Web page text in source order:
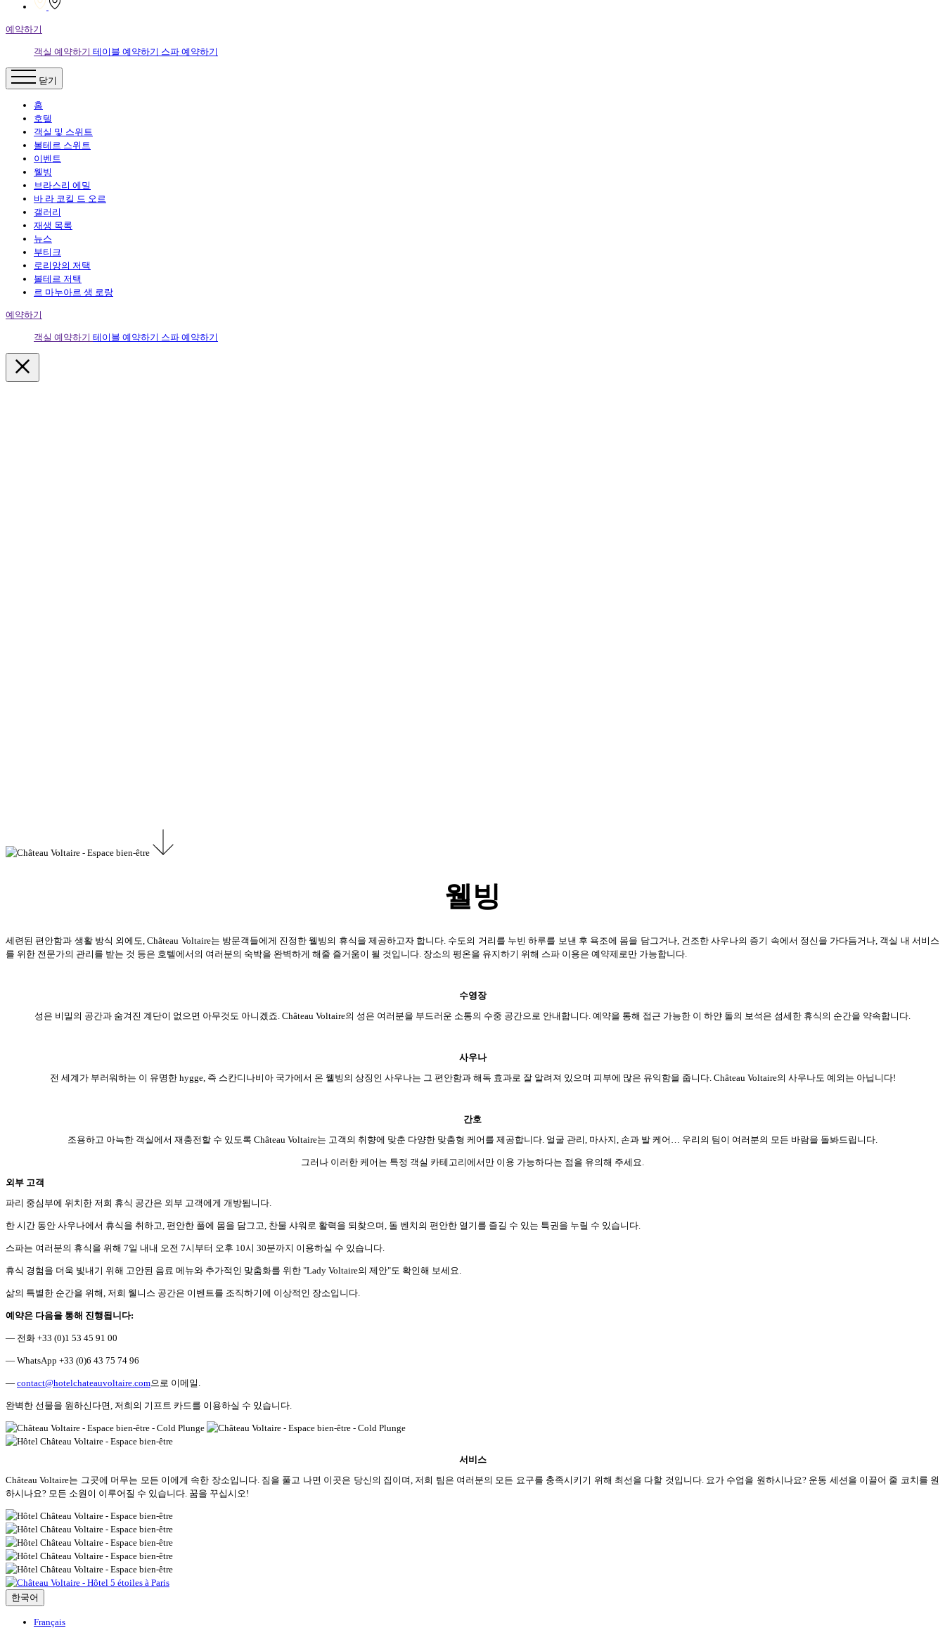
예약하기
객실 예약하기 테이블 예약하기 스파 예약하기
닫기
홈
호텔
객실 및 스위트
볼테르 스위트
이벤트
웰빙
브라스리 에밀
바 라 코킬 드 오르
갤러리
재생 목록
뉴스
부티크
로리앙의 저택
볼테르 저택
르 마누아르 생 로랑
예약하기
객실 예약하기 테이블 예약하기 스파 예약하기
웰빙
세련된 편안함과 생활 방식 외에도, Château Voltaire는 방문객들에게 진정한 웰빙의 휴식을 제공하고자 합니다. 수도의 거리를 누빈 하루를 보낸 후 욕조에 몸을 담그거나, 건조한 사우나의 증기 속에서 정신을 가다듬거나, 객실 내 서비스
를 위한 전문가의 관리를 받는 것 등은 호텔에서의 여러분의 숙박을 완벽하게 해줄 즐거움이 될 것입니다. 장소의 평온을 유지하기 위해 스파 이용은 예약제로만 가능합니다.
수영장
성은 비밀의 공간과 숨겨진 계단이 없으면 아무것도 아니겠죠. Château Voltaire의 성은 여러분을 부드러운 소통의 수중 공간으로 안내합니다. 예약을 통해 접근 가능한 이 하얀 돌의 보석은 섬세한 휴식의 순간을 약속합니다.
사우나
전 세계가 부러워하는 이 유명한 hygge, 즉 스칸디나비아 국가에서 온 웰빙의 상징인 사우나는 그 편안함과 해독 효과로 잘 알려져 있으며 피부에 많은 유익함을 줍니다. Château Voltaire의 사우나도 예외는 아닙니다!
간호
조용하고 아늑한 객실에서 재충전할 수 있도록 Château Voltaire는 고객의 취향에 맞춘 다양한 맞춤형 케어를 제공합니다. 얼굴 관리, 마사지, 손과 발 케어… 우리의 팀이 여러분의 모든 바람을 돌봐드립니다.
그러나 이러한 케어는 특정 객실 카테고리에서만 이용 가능하다는 점을 유의해 주세요.
외부 고객
파리 중심부에 위치한 저희 휴식 공간은 외부 고객에게 개방됩니다.
한 시간 동안 사우나에서 휴식을 취하고, 편안한 풀에 몸을 담그고, 찬물 샤워로 활력을 되찾으며, 돌 벤치의 편안한 열기를 즐길 수 있는 특권을 누릴 수 있습니다.
스파는 여러분의 휴식을 위해 7일 내내 오전 7시부터 오후 10시 30분까지 이용하실 수 있습니다.
휴식 경험을 더욱 빛내기 위해 고안된 음료 메뉴와 추가적인 맞춤화를 위한 "Lady Voltaire의 제안"도 확인해 보세요.
삶의 특별한 순간을 위해, 저희 웰니스 공간은 이벤트를 조직하기에 이상적인 장소입니다.
예약은 다음을 통해 진행됩니다:
— 전화 +33 (0)1 53 45 91 00
— WhatsApp +33 (0)6 43 75 74 96
— contact@hotelchateauvoltaire.com으로 이메일.
완벽한 선물을 원하신다면, 저희의 기프트 카드를 이용하실 수 있습니다.
서비스
Château Voltaire는 그곳에 머무는 모든 이에게 속한 장소입니다. 짐을 풀고 나면 이곳은 당신의 집이며, 저희 팀은 여러분의 모든 요구를 충족시키기 위해 최선을 다할 것입니다. 요가 수업을 원하시나요? 운동 세션을 이끌어 줄 코치를 원
하시나요? 모든 소원이 이루어질 수 있습니다. 꿈을 꾸십시오!
한국어
Français